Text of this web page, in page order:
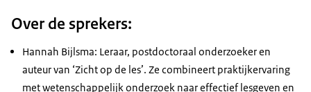
Over de sprekers:
Hannah Bijlsma: Leraar, postdoctoraal onderzoeker en
auteur van ‘Zicht op de les’. Ze combineert praktijkervaring
met wetenschappelijk onderzoek naar effectief lesgeven en